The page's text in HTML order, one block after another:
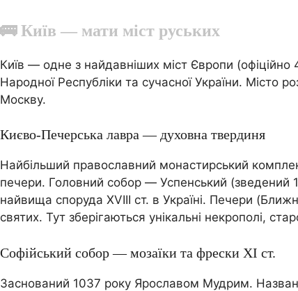
🚌 Київ — мати міст руських
Київ — одне з найдавніших міст Європи (офіційно
Народної Республіки та сучасної України.
Москву.
Києво-Печерська лавра — духовна твердиня
Найбільший православний монастирський
печери. Головний собор — Успенський (зведений
найвища споруда XVIII ст. в Україні. Печери
святих. Тут зберігаються унікальні некрополі,
Софійський собор — мозаїки та фрески XI ст.
Заснований 1037 року Ярославом Мудрим.